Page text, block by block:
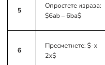
5
Опростете израза:
$6ab – 6bа$
6
Пресметнете:$-x –
2x$